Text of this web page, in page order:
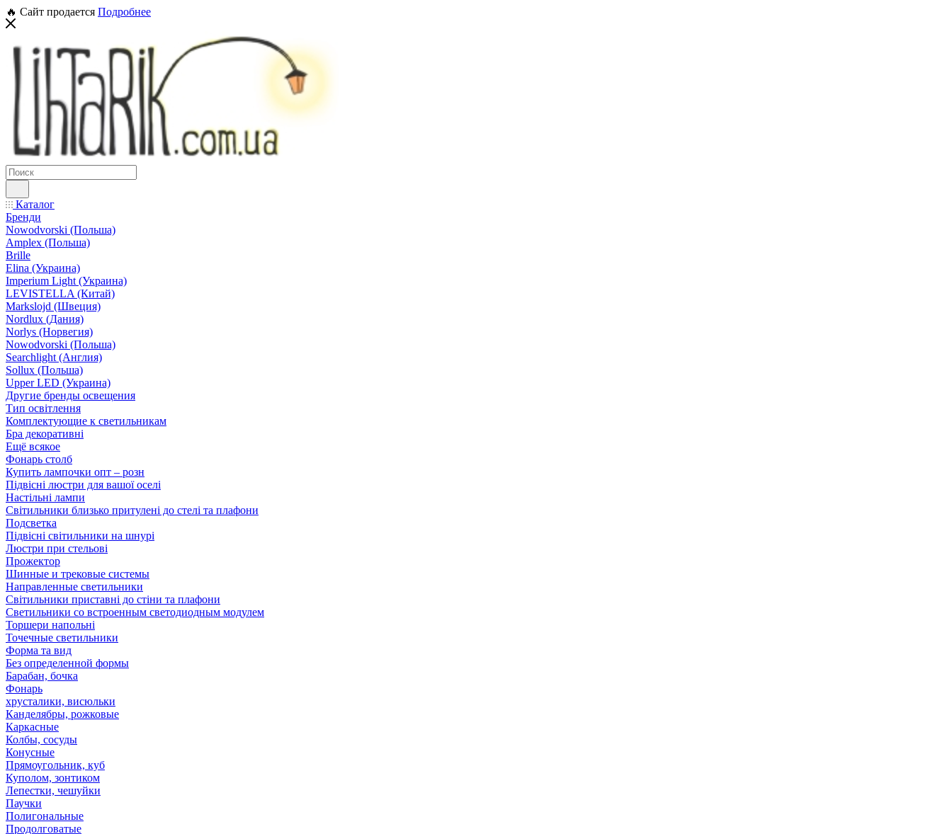
🔥 Сайт продается Подробнее
Каталог
Бренди
Nowodvorski (Польша)
Amplex (Польша)
Brille
Elina (Украина)
Imperium Light (Украина)
LEVISTELLA (Китай)
Markslojd (Швеция)
Nordlux (Дания)
Norlys (Норвегия)
Nowodvorski (Польша)
Searchlight (Англия)
Sollux (Польша)
Upper LED (Украина)
Другие бренды освещения
Тип освітлення
Комплектующие к светильникам
Бра декоративні
Ещё всякое
Фонарь столб
Купить лампочки опт – розн
Підвісні люстри для вашої оселі
Настільні лампи
Світильники близько притулені до стелі та плафони
Подсветка
Підвісні світильники на шнурі
Люстри при стельові
Прожектор
Шинные и трековые системы
Направленные светильники
Світильники приставні до стіни та плафони
Светильники со встроенным светодиодным модулем
Торшери напольні
Точечные светильники
Форма та вид
Без определенной формы
Барабан, бочка
Фонарь
хрусталики, висюльки
Канделябры, рожковые
Каркасные
Колбы, сосуды
Конусные
Прямоугольник, куб
Куполом, зонтиком
Лепестки, чешуйки
Паучки
Полигональные
Продолговатые